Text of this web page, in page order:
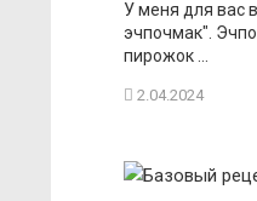
У меня для вас
эчпочмак".
пирожок ...